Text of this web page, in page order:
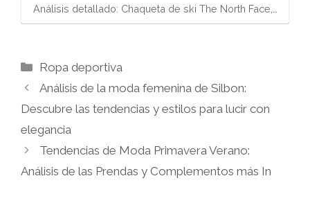
Análisis detallado: Chaqueta de ski The North Face,…
Categorías
Ropa deportiva
Análisis de la moda femenina de Silbon:
Descubre las tendencias y estilos para lucir con
elegancia
Tendencias de Moda Primavera Verano:
Análisis de las Prendas y Complementos más In